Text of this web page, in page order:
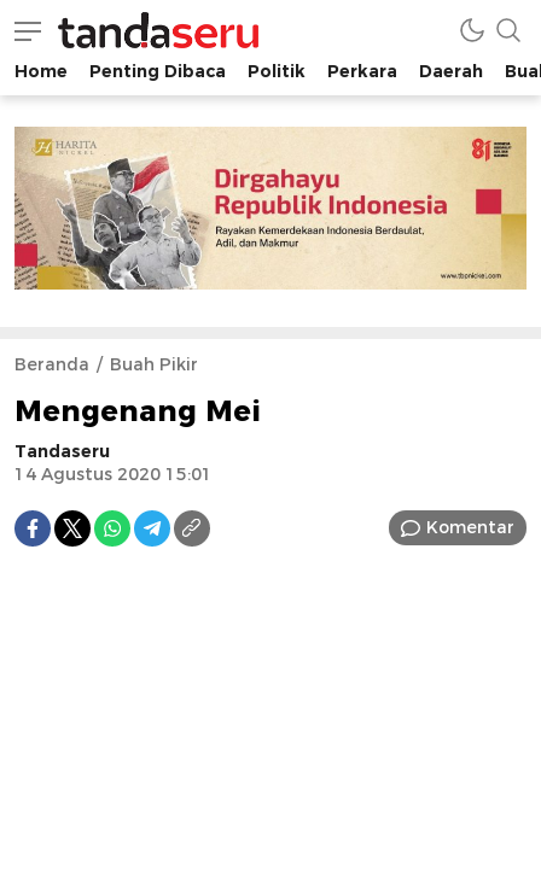
tandaseru.com | Penting Dibaca
tandaseru.com
Home Penting Dibaca Politik Perkara Daerah
Beranda Buah Pikir
Mengenang Mei
Tandaseru
14 Agustus 2020 15:01
Komentar